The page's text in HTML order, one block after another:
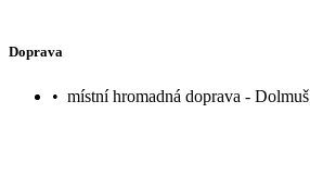
Doprava
• místní hromadná doprava - Dolmuš